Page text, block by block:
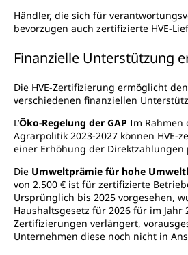
Händler, die sich für
bevorzugen auch zertifizierte HVE-
Finanzielle Unterstützung
Die HVE-Zertifizierung ermöglicht
verschiedenen finanziellen
L’Öko-Regelung der GAP Im Rahmen
Agrarpolitik 2023-2027 können HVE-
einer Erhöhung der Direktzahlungen
Die Umweltprämie für hohe
von 2.500 € ist für zertifizierte
Ursprünglich bis 2025 vorgesehen,
Haushaltsgesetz für 2026 für im Jahr
Zertifizierungen verlängert,
Unternehmen diese noch nicht in